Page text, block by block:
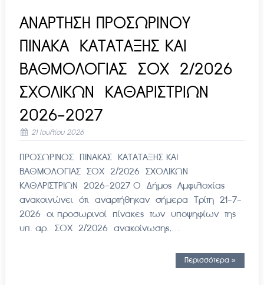
ΑΝΑΡΤΗΣΗ ΠΡΟΣΩΡΙΝΟΥ
ΠΙΝΑΚΑ ΚΑΤΑΤΑΞΗΣ ΚΑΙ
ΒΑΘΜΟΛΟΓΙΑΣ ΣΟΧ 2/2026
ΣΧΟΛΙΚΩΝ ΚΑΘΑΡΙΣΤΡΙΩΝ
2026-2027
21 Ιουλίου 2026
ΠΡΟΣΩΡΙΝΟΣ ΠΙΝΑΚΑΣ ΚΑΤΑΤΑΞΗΣ ΚΑΙ
ΒΑΘΜΟΛΟΓΙΑΣ ΣΟΧ 2/2026 ΣΧΟΛΙΚΩΝ
ΚΑΘΑΡΙΣΤΡΙΩΝ 2026-2027 Ο Δήμος Αμφιλοχίας
ανακοινώνει ότι αναρτήθηκαν σήμερα Τρίτη 21-7-
2026 οι προσωρινοί πίνακες των υποψηφίων της
υπ. αρ. ΣΟΧ 2/2026 ανακοίνωσης,…
Περισσότερα »